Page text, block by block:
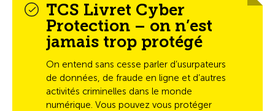
TCS Livret Cyber
Protection – on n’est
jamais trop protégé
On entend sans cesse parler d’usurpateurs
de données, de fraude en ligne et d’autres
activités criminelles dans le monde
numérique. Vous pouvez vous protéger